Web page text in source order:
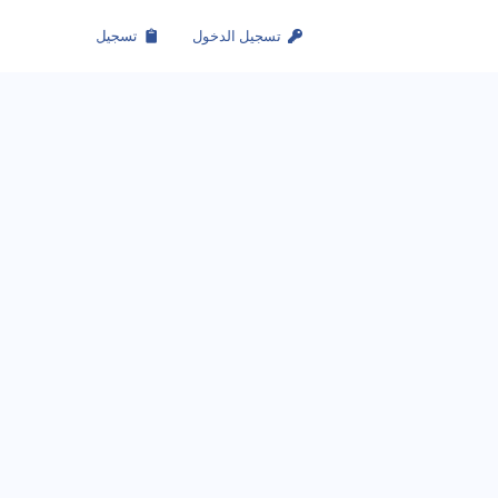
تسجيل الدخول تسجيل